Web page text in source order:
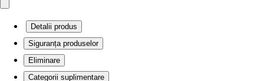
Detalii produs
Siguranța produselor
Eliminare
Categorii suplimentare